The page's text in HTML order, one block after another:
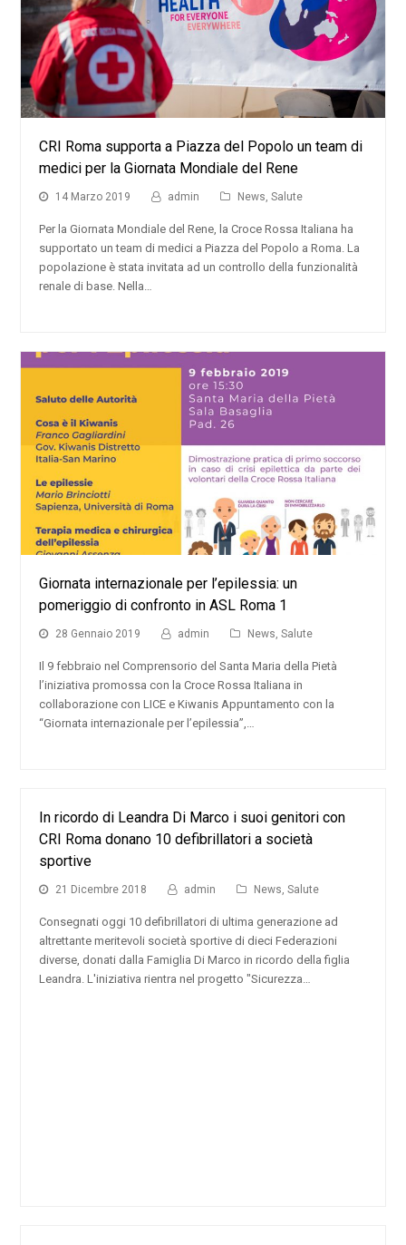
CRI Roma supporta a Piazza del Popolo un team di
medici per la Giornata Mondiale del Rene
14 Marzo 2019 admin News, Salute
Per la Giornata Mondiale del Rene, la Croce Rossa Italiana ha
supportato un team di medici a Piazza del Popolo a Roma. La
popolazione è stata invitata ad un controllo della funzionalità
renale di base. Nella…
Giornata internazionale per l’epilessia: un
pomeriggio di confronto in ASL Roma 1
28 Gennaio 2019 admin News, Salute
Il 9 febbraio nel Comprensorio del Santa Maria della Pietà
l’iniziativa promossa con la Croce Rossa Italiana in
collaborazione con LICE e Kiwanis Appuntamento con la
“Giornata internazionale per l’epilessia”,…
In ricordo di Leandra Di Marco i suoi genitori con
CRI Roma donano 10 defibrillatori a società
sportive
21 Dicembre 2018 admin News, Salute
Consegnati oggi 10 defibrillatori di ultima generazione ad
altrettante meritevoli società sportive di dieci Federazioni
diverse, donati dalla Famiglia Di Marco in ricordo della figlia
Leandra. L'iniziativa rientra nel progetto "Sicurezza…